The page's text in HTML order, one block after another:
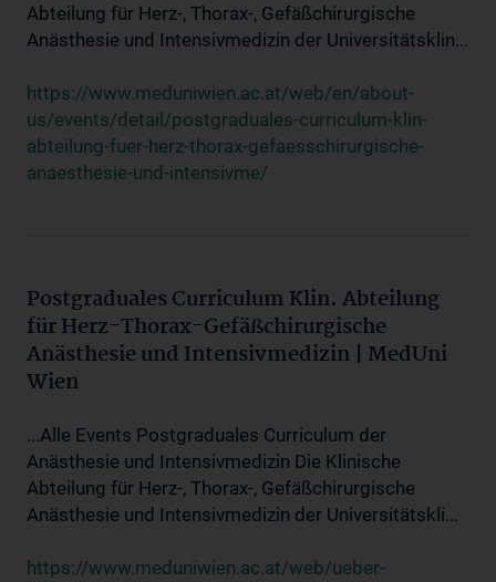
Abteilung für Herz-, Thorax-, Gefäßchirurgische
Anästhesie und Intensivmedizin der Universitätsklin...
https://www.meduniwien.ac.at/web/en/about-
us/events/detail/postgraduales-curriculum-klin-
abteilung-fuer-herz-thorax-gefaesschirurgische-
anaesthesie-und-intensivme/
Postgraduales Curriculum Klin. Abteilung
für Herz-Thorax-Gefäßchirurgische
Anästhesie und Intensivmedizin | MedUni
Wien
...Alle Events Postgraduales Curriculum der
Anästhesie und Intensivmedizin Die Klinische
Abteilung für Herz-, Thorax-, Gefäßchirurgische
Anästhesie und Intensivmedizin der Universitätskli...
https://www.meduniwien.ac.at/web/ueber-